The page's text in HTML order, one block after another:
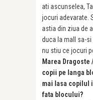
ati ascunselea,
jocuri adevarate.
astia din ziua de
duca la mall sa-
nu stiu ce jocuri
Marea
copii pe langa
mai lasa copilul
fata blocului?